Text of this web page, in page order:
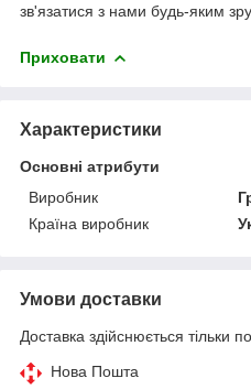
зв'язатися з нами будь-яким
Приховати
Характеристики
Основні атрибути
Виробник
Країна виробник
Умови доставки
Доставка здійснюється тільки
Нова Пошта